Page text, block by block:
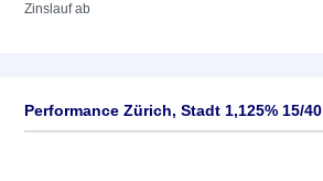
Zinslauf ab
Performance Zürich, Stadt 1,125% 15/40